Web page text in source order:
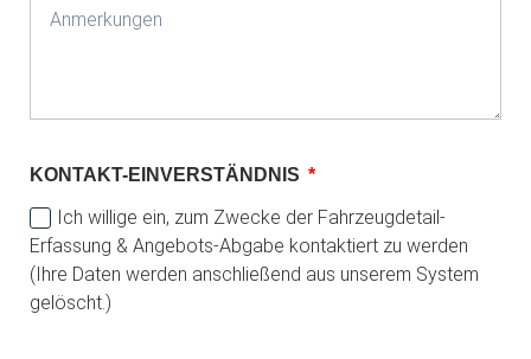
KONTAKT-EINVERSTÄNDNIS
Ich willige ein, zum Zwecke der Fahrzeugdetail-
Erfassung & Angebots-Abgabe kontaktiert zu werden
(Ihre Daten werden anschließend aus unserem System
gelöscht.)